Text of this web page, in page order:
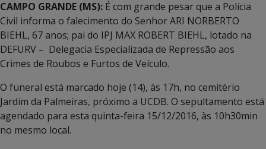
CAMPO GRANDE (MS): É com grande pesar que a Polícia
Civil informa o falecimento do Senhor ARI NORBERTO
BIEHL, 67 anos; pai do IPJ MAX ROBERT BIEHL, lotado na
DEFURV – Delegacia Especializada de Repressão aos
Crimes de Roubos e Furtos de Veículo.
O funeral está marcado hoje (14), às 17h, no cemitério
Jardim da Palmeiras, próximo a UCDB. O sepultamento está
agendado para esta quinta-feira 15/12/2016, às 10h30min
no mesmo local.